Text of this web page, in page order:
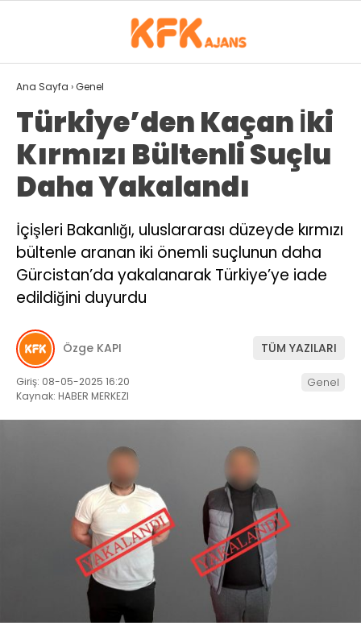
Facebook
Instagram
Youtube
29.2
GALERİ VİDEO YAZARLAR
GÜNDEM
SPOR
EKONOMI
SIYASET
MAGAZIN
DÜNYA
EĞITIM
SAĞLIK
Ana Sayfa ›Genel
Türkiye’den Kaçan İki
Kırmızı Bültenli Suçlu
Daha Yakalandı
İçişleri Bakanlığı, uluslararası düzeyde kırmızı
bültenle aranan iki önemli suçlunun daha
Gürcistan’da yakalanarak Türkiye’ye iade
edildiğini duyurdu
Özge KAPI TÜM YAZILARI
Giriş: 08-05-2025 16:20
Kaynak: HABER MERKEZI
Genel